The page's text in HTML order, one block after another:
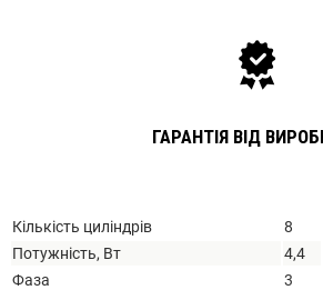
ГАРАНТІЯ ВІД
Кількість циліндрів
8
Потужність, Вт
4,4
Фаза
3